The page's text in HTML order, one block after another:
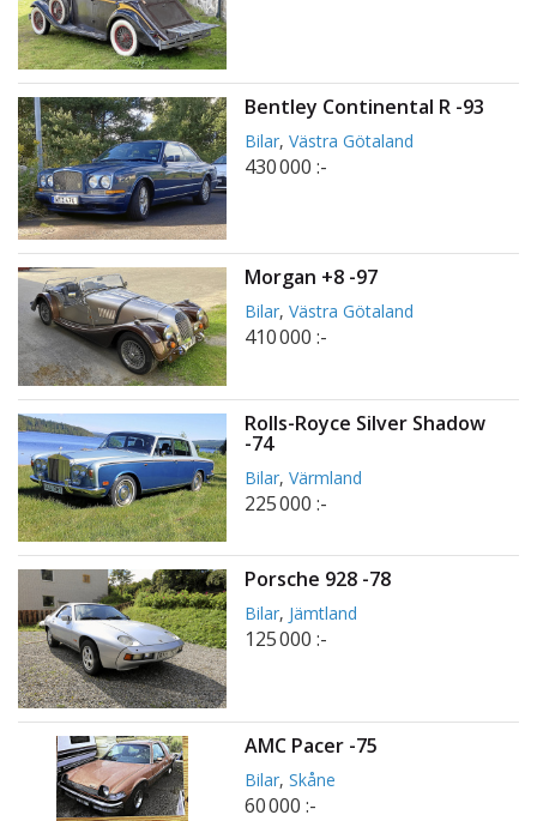
Bentley Continental R -93
Bilar,Västra Götaland
430 000 :-
Morgan +8 -97
Bilar,Västra Götaland
410 000 :-
Rolls-Royce Silver Shadow
-74
Bilar,Värmland
225 000 :-
Porsche 928 -78
Bilar, Jämtland
125 000 :-
AMC Pacer -75
Bilar,Skåne
60 000 :-